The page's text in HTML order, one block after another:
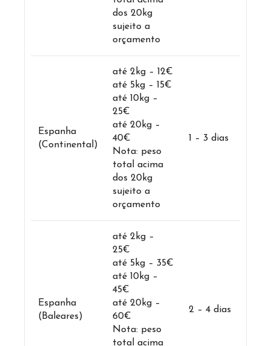
dos 20kg
sujeito a
orçamento
Espanha
(Continental)
até 2kg – 12€
até 5kg – 15€
até 10kg –
25€
até 20kg –
40€
Nota: peso
total acima
dos 20kg
sujeito a
orçamento
1 – 3 dias
Espanha
(Baleares)
até 2kg –
25€
até 5kg – 35€
até 10kg –
45€
até 20kg –
60€
Nota: peso
total acima
2 – 4 dias